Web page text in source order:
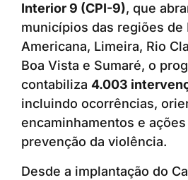
Interior 9 (CPI-9), que
municípios das regiões de
Americana, Limeira, Rio
Boa Vista e Sumaré, o
contabiliza 4.003
incluindo ocorrências,
encaminhamentos e
prevenção da violência.
Desde a implantação do